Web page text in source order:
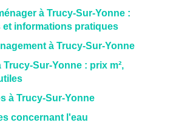
à Trucy-Sur-Yonne :
et informations pratiques
à Trucy-Sur-Yonne
Trucy-Sur-Yonne : prix m²,
à Trucy-Sur-Yonne
concernant l'eau